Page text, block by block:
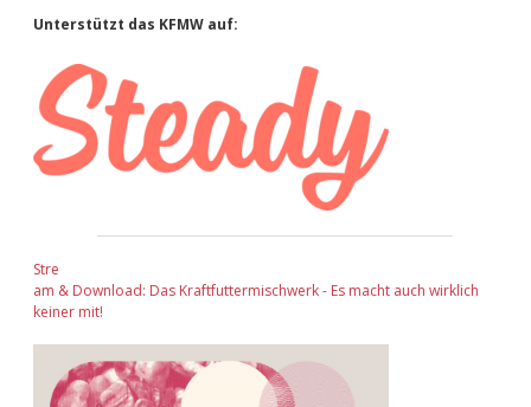
Sidebar
Unterstützt das KFMW auf:
Stre
am & Download: Das Kraftfuttermischwerk - Es macht auch wirklich
keiner mit!